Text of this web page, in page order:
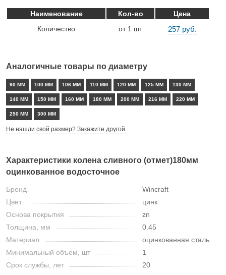
Наименование Кол-во
Цена
Количество
от 1 шт 257 руб.
Аналогичные товары по диаметру
90 ММ 100 ММ 106 ММ 110 ММ 120 ММ 125 ММ 130 ММ
140 ММ 150 ММ 160 ММ 180 ММ 200 ММ 216 ММ 220 ММ
250 ММ 300 ММ
Не нашли свой размер? Закажите другой.
Характеристики колена сливного (отмет)180мм
оцинкованное водосточное
Бренд
Wincraft
Цвет
цинк
Основа покрытия
zn
Толщина, мм
0.45
Материал
оцинкованная сталь
Минимальный объем, шт
1
Срок службы, лет
20